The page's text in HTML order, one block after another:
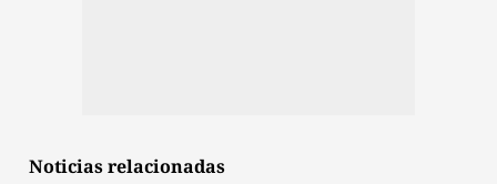
Noticias relacionadas